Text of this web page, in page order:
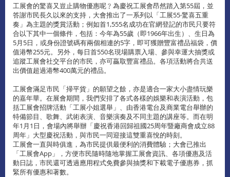
工展會的驚喜又豈止購物優惠呢﹖為慶祝工展會昂然踏入第55屆，並
答謝市民長久以來的支持，大會推出了一系列以「工展55‧驚喜五重
奏」為主題的獎賞活動；例如首1,555名成功在官網登記的市民只要符
合以下其中一個條件，包括：今年為55歲（即1966年出生）、生日為
5月5日，或身份證號碼有兩個相連的5字，即可獲贈豐富禮品福袋，價
值港幣255元。另外，每日首550名現場購票入場、參與幸運大抽獎或
追蹤工展會社交平台的市民，亦可贏取豐富禮品。各項活動將合共送
出價值超過港幣400萬元的禮品。
工展會滿足市民「掃平貨」的願望之餘，亦是適合一家大小盡情玩樂
的嘉年華。在展會期間，我們安排了各式各樣的娛樂和表演活動，包
括工展會招牌活動「工展小姐選舉」、由香港電台及商業電台舉辦的
特備節目、歌舞、武術表演、音樂演奏及不同主題的講座等。而在明
年1月1日，會場內將舉辦「慶祝香港回歸祖國25周年暨廠商會成立88
周年」大型慶祝活動，與市民一同迎接這雙重喜悅的時刻。
工展會一直與時俱進，為市民提供最便利的消費體驗；大會已推出
「工展會App」，方便市民隨時隨地掌握工展會資訊、各項優惠及活
動日誌，市民還可透過應用程式免費參與抽獎和下載電子優惠券，抓
緊所有優惠和著數。